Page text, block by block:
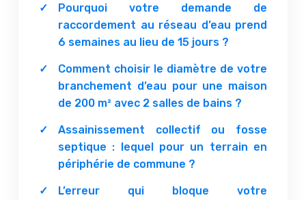
Pourquoi votre demande de
raccordement au réseau d’eau prend
6 semaines au lieu de 15 jours ?
Comment choisir le diamètre de votre
branchement d’eau pour une maison
de 200 m² avec 2 salles de bains ?
Assainissement collectif ou fosse
septique : lequel pour un terrain en
périphérie de commune ?
L’erreur qui bloque votre